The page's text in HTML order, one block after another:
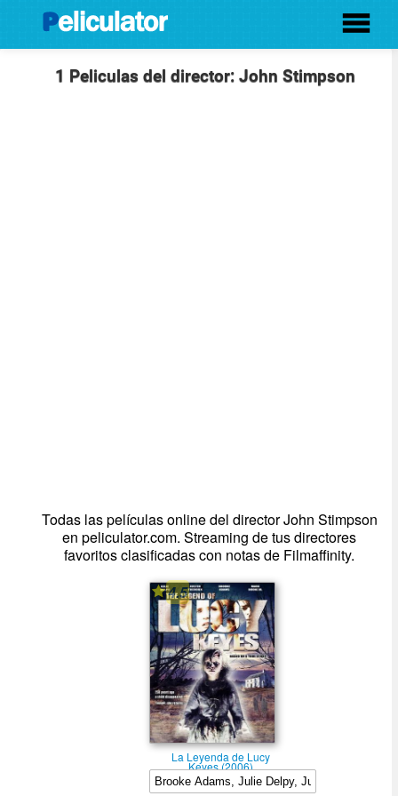
1 Peliculas del director: John Stimpson
Todas las películas online del director John Stimpson
en peliculator.com. Streaming de tus directores
favoritos clasificadas con notas de Filmaffinity.
4.5
La Leyenda de Lucy
Keyes (2006)